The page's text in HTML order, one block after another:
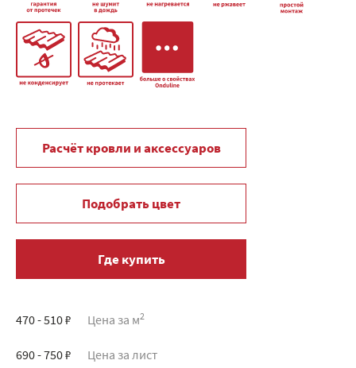
Расчёт кровли и аксессуаров
Подобрать цвет
Где купить
470 - 510 ₽ Цена за м2
690 - 750 ₽ Цена за лист